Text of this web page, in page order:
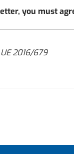
you must
2016/679
il trattamento
e dei diritti